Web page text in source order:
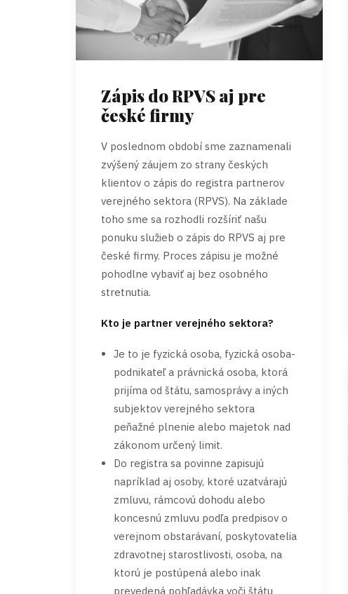
Zápis do RPVS aj pre
české firmy
V poslednom období sme zaznamenali
zvýšený záujem zo strany českých
klientov o zápis do registra partnerov
verejného sektora (RPVS). Na základe
toho sme sa rozhodli rozšíriť našu
ponuku služieb o zápis do RPVS aj pre
české firmy. Proces zápisu je možné
pohodlne vybaviť aj bez osobného
stretnutia.
Kto je partner verejného sektora?
Je to je fyzická osoba, fyzická osoba-
podnikateľ a právnická osoba, ktorá
prijíma od štátu, samosprávy a iných
subjektov verejného sektora
peňažné plnenie alebo majetok nad
zákonom určený limit.
Do registra sa povinne zapisujú
napríklad aj osoby, ktoré uzatvárajú
zmluvu, rámcovú dohodu alebo
koncesnú zmluvu podľa predpisov o
verejnom obstarávaní, poskytovatelia
zdravotnej starostlivosti, osoba, na
ktorú je postúpená alebo inak
prevedená pohľadávka voči štátu